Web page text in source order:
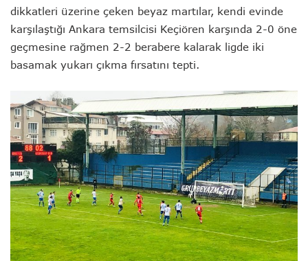
dikkatleri üzerine çeken beyaz martılar, kendi evinde
karşılaştığı Ankara temsilcisi Keçiören karşında 2-0 öne
geçmesine rağmen 2-2 berabere kalarak ligde iki
basamak yukarı çıkma fırsatını tepti.